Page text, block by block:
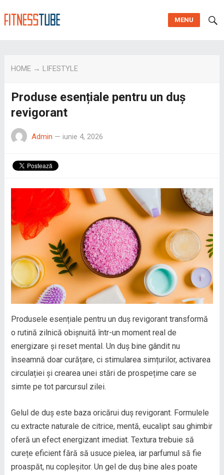
MENU
HOME→ LIFESTYLE
Produse esențiale pentru un duș
revigorant
Admin — iunie 4, 2026
Produsele esențiale pentru un duș revigorant transformă
o rutină zilnică obișnuită într-un moment real de
energizare și reset mental. Un duș bine gândit nu
înseamnă doar curățare, ci stimularea simțurilor, activarea
circulației și crearea unei stări de prospețime care se
simte pe tot parcursul zilei.
Gelul de duș este baza oricărui duș revigorant. Formulele
cu extracte naturale de citrice, mentă, eucalipt sau ghimbir
oferă un efect energizant imediat. Textura trebuie să
curețe eficient fără să usuce pielea, iar parfumul să fie
proaspăt, nu copleșitor. Un gel de duș bine ales poate